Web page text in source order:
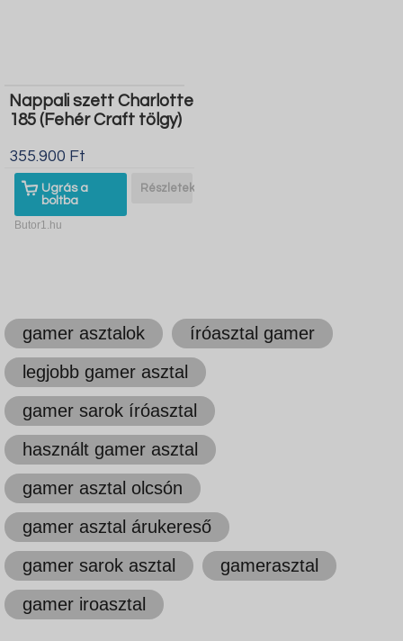
Nappali szett Charlotte
185 (Fehér Craft tölgy)
355.900 Ft
Ugrás a
boltba
Részletek
Butor1.hu
gamer asztalok
íróasztal gamer
legjobb gamer asztal
gamer sarok íróasztal
használt gamer asztal
gamer asztal olcsón
gamer asztal árukereső
gamer sarok asztal
gamerasztal
gamer iroasztal